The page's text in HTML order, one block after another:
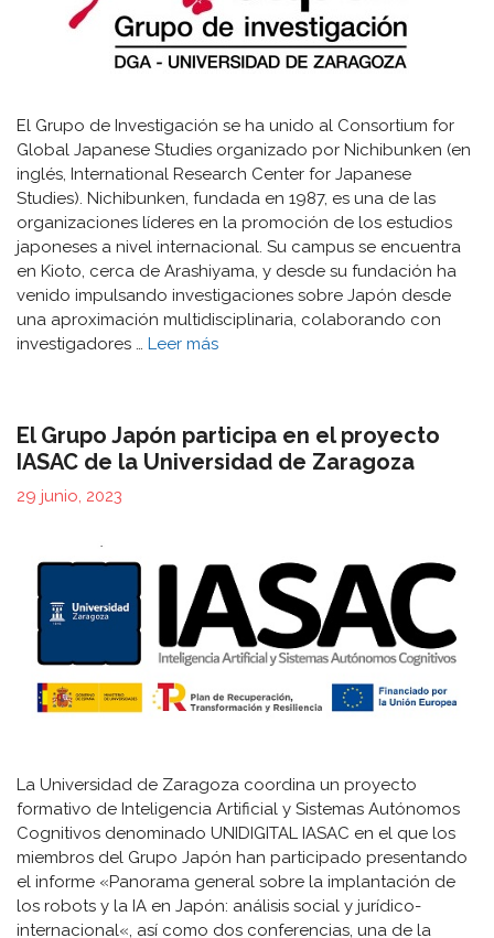
El Grupo de Investigación se ha unido al Consortium for
Global Japanese Studies organizado por Nichibunken (en
inglés, International Research Center for Japanese
Studies). Nichibunken, fundada en 1987, es una de las
organizaciones líderes en la promoción de los estudios
japoneses a nivel internacional. Su campus se encuentra
en Kioto, cerca de Arashiyama, y desde su fundación ha
venido impulsando investigaciones sobre Japón desde
una aproximación multidisciplinaria, colaborando con
investigadores … Leer más
El Grupo Japón participa en el proyecto
IASAC de la Universidad de Zaragoza
29 junio, 2023
La Universidad de Zaragoza coordina un proyecto
formativo de Inteligencia Artificial y Sistemas Autónomos
Cognitivos denominado UNIDIGITAL IASAC en el que los
miembros del Grupo Japón han participado presentando
el informe «Panorama general sobre la implantación de
los robots y la IA en Japón: análisis social y jurídico-
internacional«, así como dos conferencias, una de la